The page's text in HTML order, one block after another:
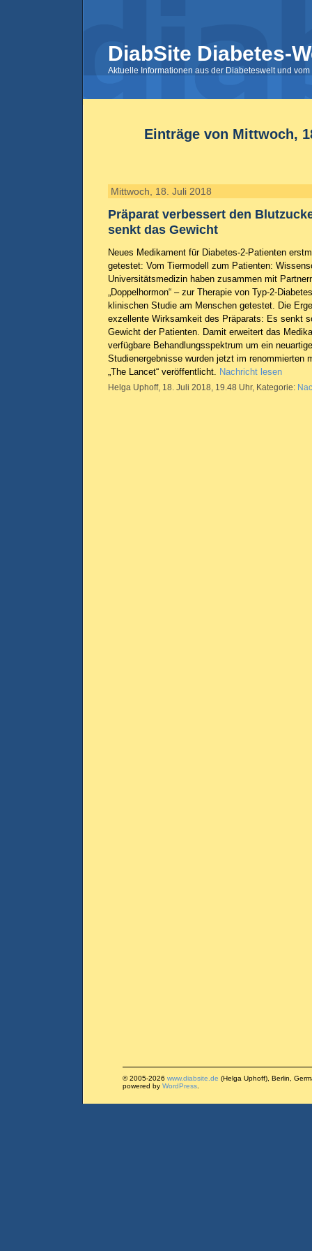
DiabSite Diabetes-
Aktuelle Informationen aus der Diabeteswelt und
Einträge von Mittwoch,
Mittwoch, 18. Juli 2018
Präparat verbessert den
senkt das Gewicht
Neues Medikament für Diabetes-2-Patienten
getestet: Vom Tiermodell zum Patienten:
Universitätsmedizin haben zusammen mit
„Doppelhormon“ – zur Therapie von Typ-2-
klinischen Studie am Menschen getestet. Die
exzellente Wirksamkeit des Präparats: Es senkt
Gewicht der Patienten. Damit erweitert das
verfügbare Behandlungsspektrum um ein
Studienergebnisse wurden jetzt im renommierten
„The Lancet“ veröffentlicht. Nachricht lesen
Helga Uphoff, 18. Juli 2018, 19.48 Uhr, Kategorie:
© 2005-2026 www.diabsite.de (Helga Uphoff), Berlin,
powered by WordPress.